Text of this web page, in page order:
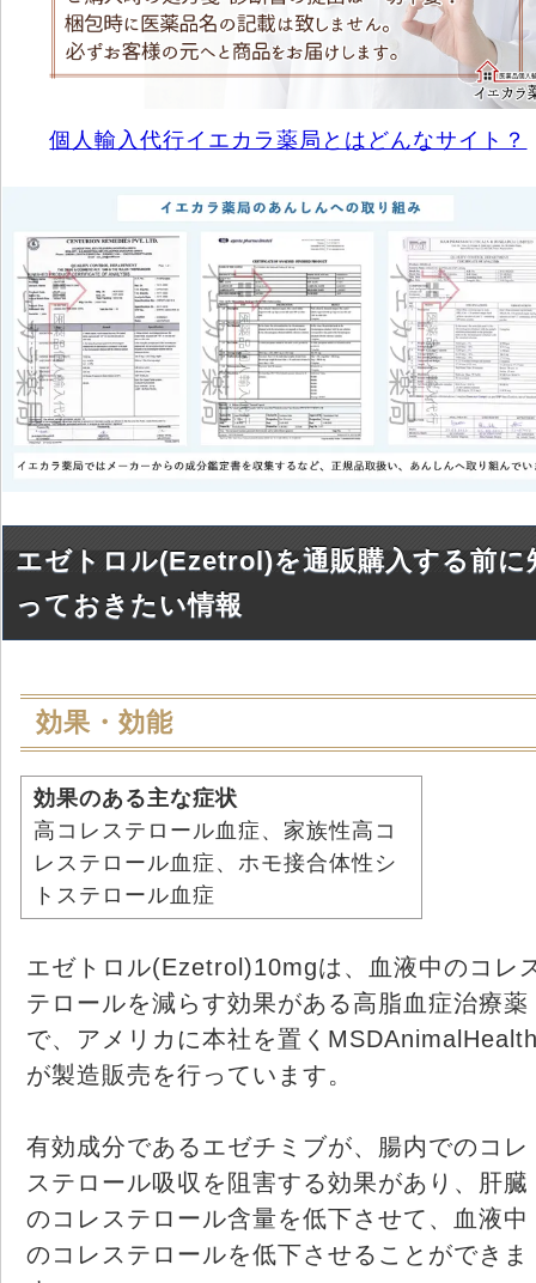
個人輸入代行イエカラ薬局とはどんなサイト？
エゼトロル(Ezetrol)を通販購入する前に
っておきたい情報
効果・効能
効果のある主な症状
高コレステロール血症、家族性高コ
レステロール血症、ホモ接合体性シ
トステロール血症
エゼトロル(Ezetrol)10mgは、血液中のコレ
テロールを減らす効果がある高脂血症治療薬
で、アメリカに本社を置く
が製造販売を行っています。
有効成分であるエゼチミブが、腸内でのコレ
ステロール吸収を阻害する効果があり、肝臓
のコレステロール含量を低下させて、血液中
のコレステロールを低下させることができま